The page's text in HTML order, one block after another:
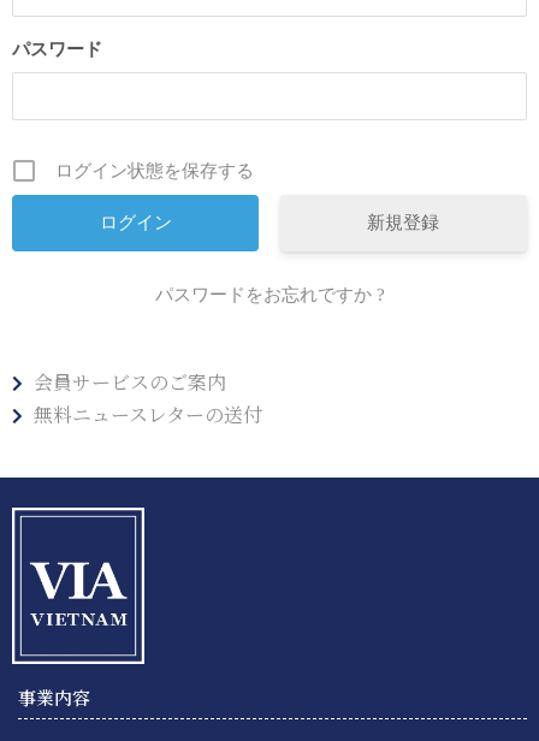
パスワード
ログイン状態を保存する
新規登録
パスワードをお忘れですか ?
会員サービスのご案内
無料ニュースレターの送付
事業内容